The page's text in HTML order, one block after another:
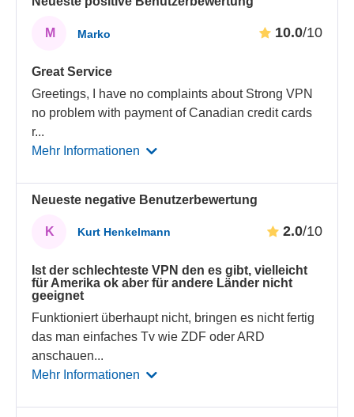
M Marko 10.0/10
Great Service
Greetings, I have no complaints about Strong VPN
no problem with payment of Canadian credit cards
r...
Mehr Informationen
Neueste negative Benutzerbewertung
K Kurt Henkelmann 2.0/10
Ist der schlechteste VPN den es gibt, vielleicht
für Amerika ok aber für andere Länder nicht
geeignet
Funktioniert überhaupt nicht, bringen es nicht fertig
das man einfaches Tv wie ZDF oder ARD
anschauen...
Mehr Informationen